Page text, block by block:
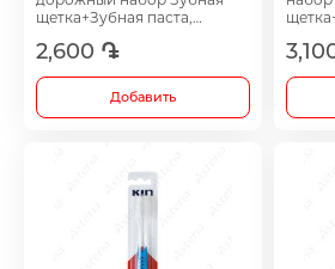
Витамины и
Желчегонные
щетка+Зубная паста,
2,600 ֏
Добавить